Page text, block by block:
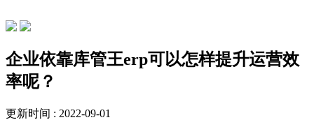
企业依靠库管王erp可以怎样提升运营效
率呢？
更新时间 : 2022-09-01